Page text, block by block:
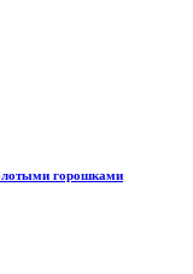
горошками